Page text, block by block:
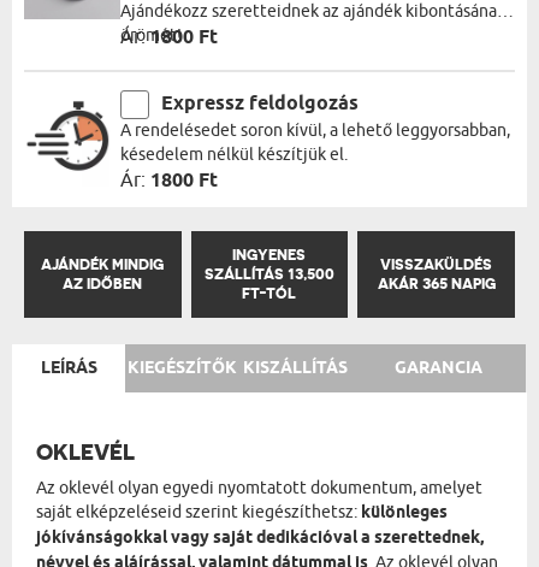
Ajándékozz szeretteidnek az ajándék kibontásának
örömét!
Ár:1800 Ft
Expressz feldolgozás
A rendelésedet soron kívül, a lehető leggyorsabban,
késedelem nélkül készítjük el.
Ár: 1800 Ft
AJÁNDÉK MINDIG
AZ IDŐBEN
INGYENES
SZÁLLÍTÁS 13,500
FT-TÓL
VISSZAKÜLDÉS
AKÁR 365 NAPIG
LEÍRÁS KIEGÉSZÍTŐK KISZÁLLÍTÁS GARANCIA
OKLEVÉL
Az oklevél olyan egyedi nyomtatott dokumentum, amelyet
saját elképzeléseid szerint kiegészíthetsz: különleges
jókívánságokkal vagy saját dedikációval a szerettednek,
. Az oklevél olyan